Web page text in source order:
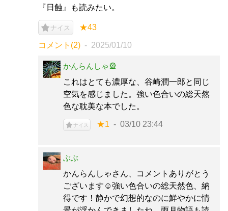
『日蝕』も読みたい。
ナイス ★43
コメント(2) 2025/01/10
かんらんしゃ🎡
これはとても濃厚な、谷崎潤一郎と同じ
空気を感じました。強い色合いの総天然
色な耽美な本でした。
ナイス ★1 03/10 23:44
ぶぶ
かんらんしゃさん、コメントありがとう
ございます☺️強い色合いの総天然色、納
得です！静かで幻想的なのに鮮やかに情